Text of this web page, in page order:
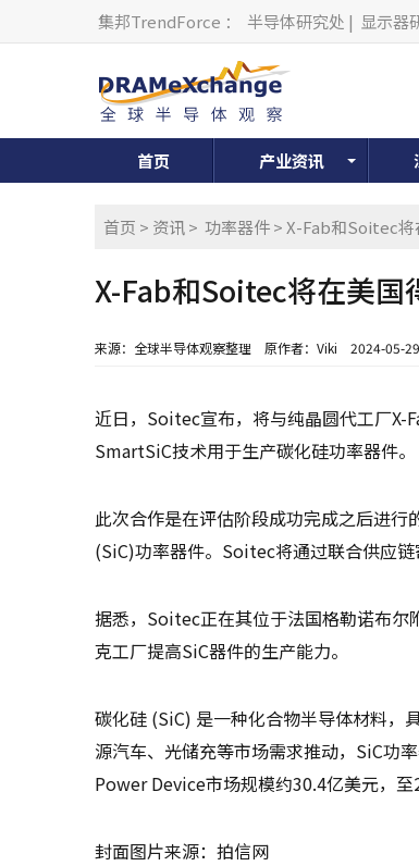
集邦TrendForce ： 半导体研究处 | 显示器
首页 产业资讯
首页 > 资讯> 功率器件> X-Fab和Soitec将
X-Fab和Soitec将在美国
来源：全球半导体观察整理 原作者：Viki 2024-05-
近日，Soitec宣布，将与纯晶圆代工厂X-
SmartSiC技术用于生产碳化硅功率器件。
此次合作是在评估阶段成功完成之后进
(SiC)功率器件。Soitec将通过联合供应链
据悉，Soitec正在其位于法国格勒诺布尔
克工厂提高SiC器件的生产能力。
碳化硅 (SiC) 是一种化合物半导体材料，
源汽车、光储充等市场需求推动，SiC功
Power Device市场规模约30.4亿美元，至
封面图片来源：拍信网